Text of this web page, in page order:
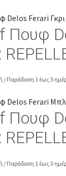
Πουφ
/ Παράδοση 1 έως 3
Πουφ
/ Παράδοση 1 έως 3